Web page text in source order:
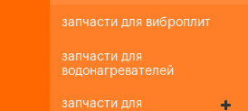
запчасти для виброплит
запчасти для
водонагревателей
запчасти для